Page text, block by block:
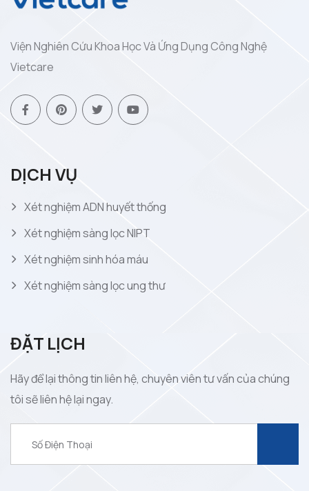
Viện Nghiên Cứu Khoa Học Và Ứng Dụng Công Nghệ
Vietcare
DỊCH VỤ
Xét nghiệm ADN huyết thống
Xét nghiệm sàng lọc NIPT
Xét nghiệm sinh hóa máu
Xét nghiệm sàng lọc ung thư
ĐẶT LỊCH
Hãy để lại thông tin liên hệ, chuyên viên tư vấn của chúng
tôi sẽ liên hệ lại ngay.